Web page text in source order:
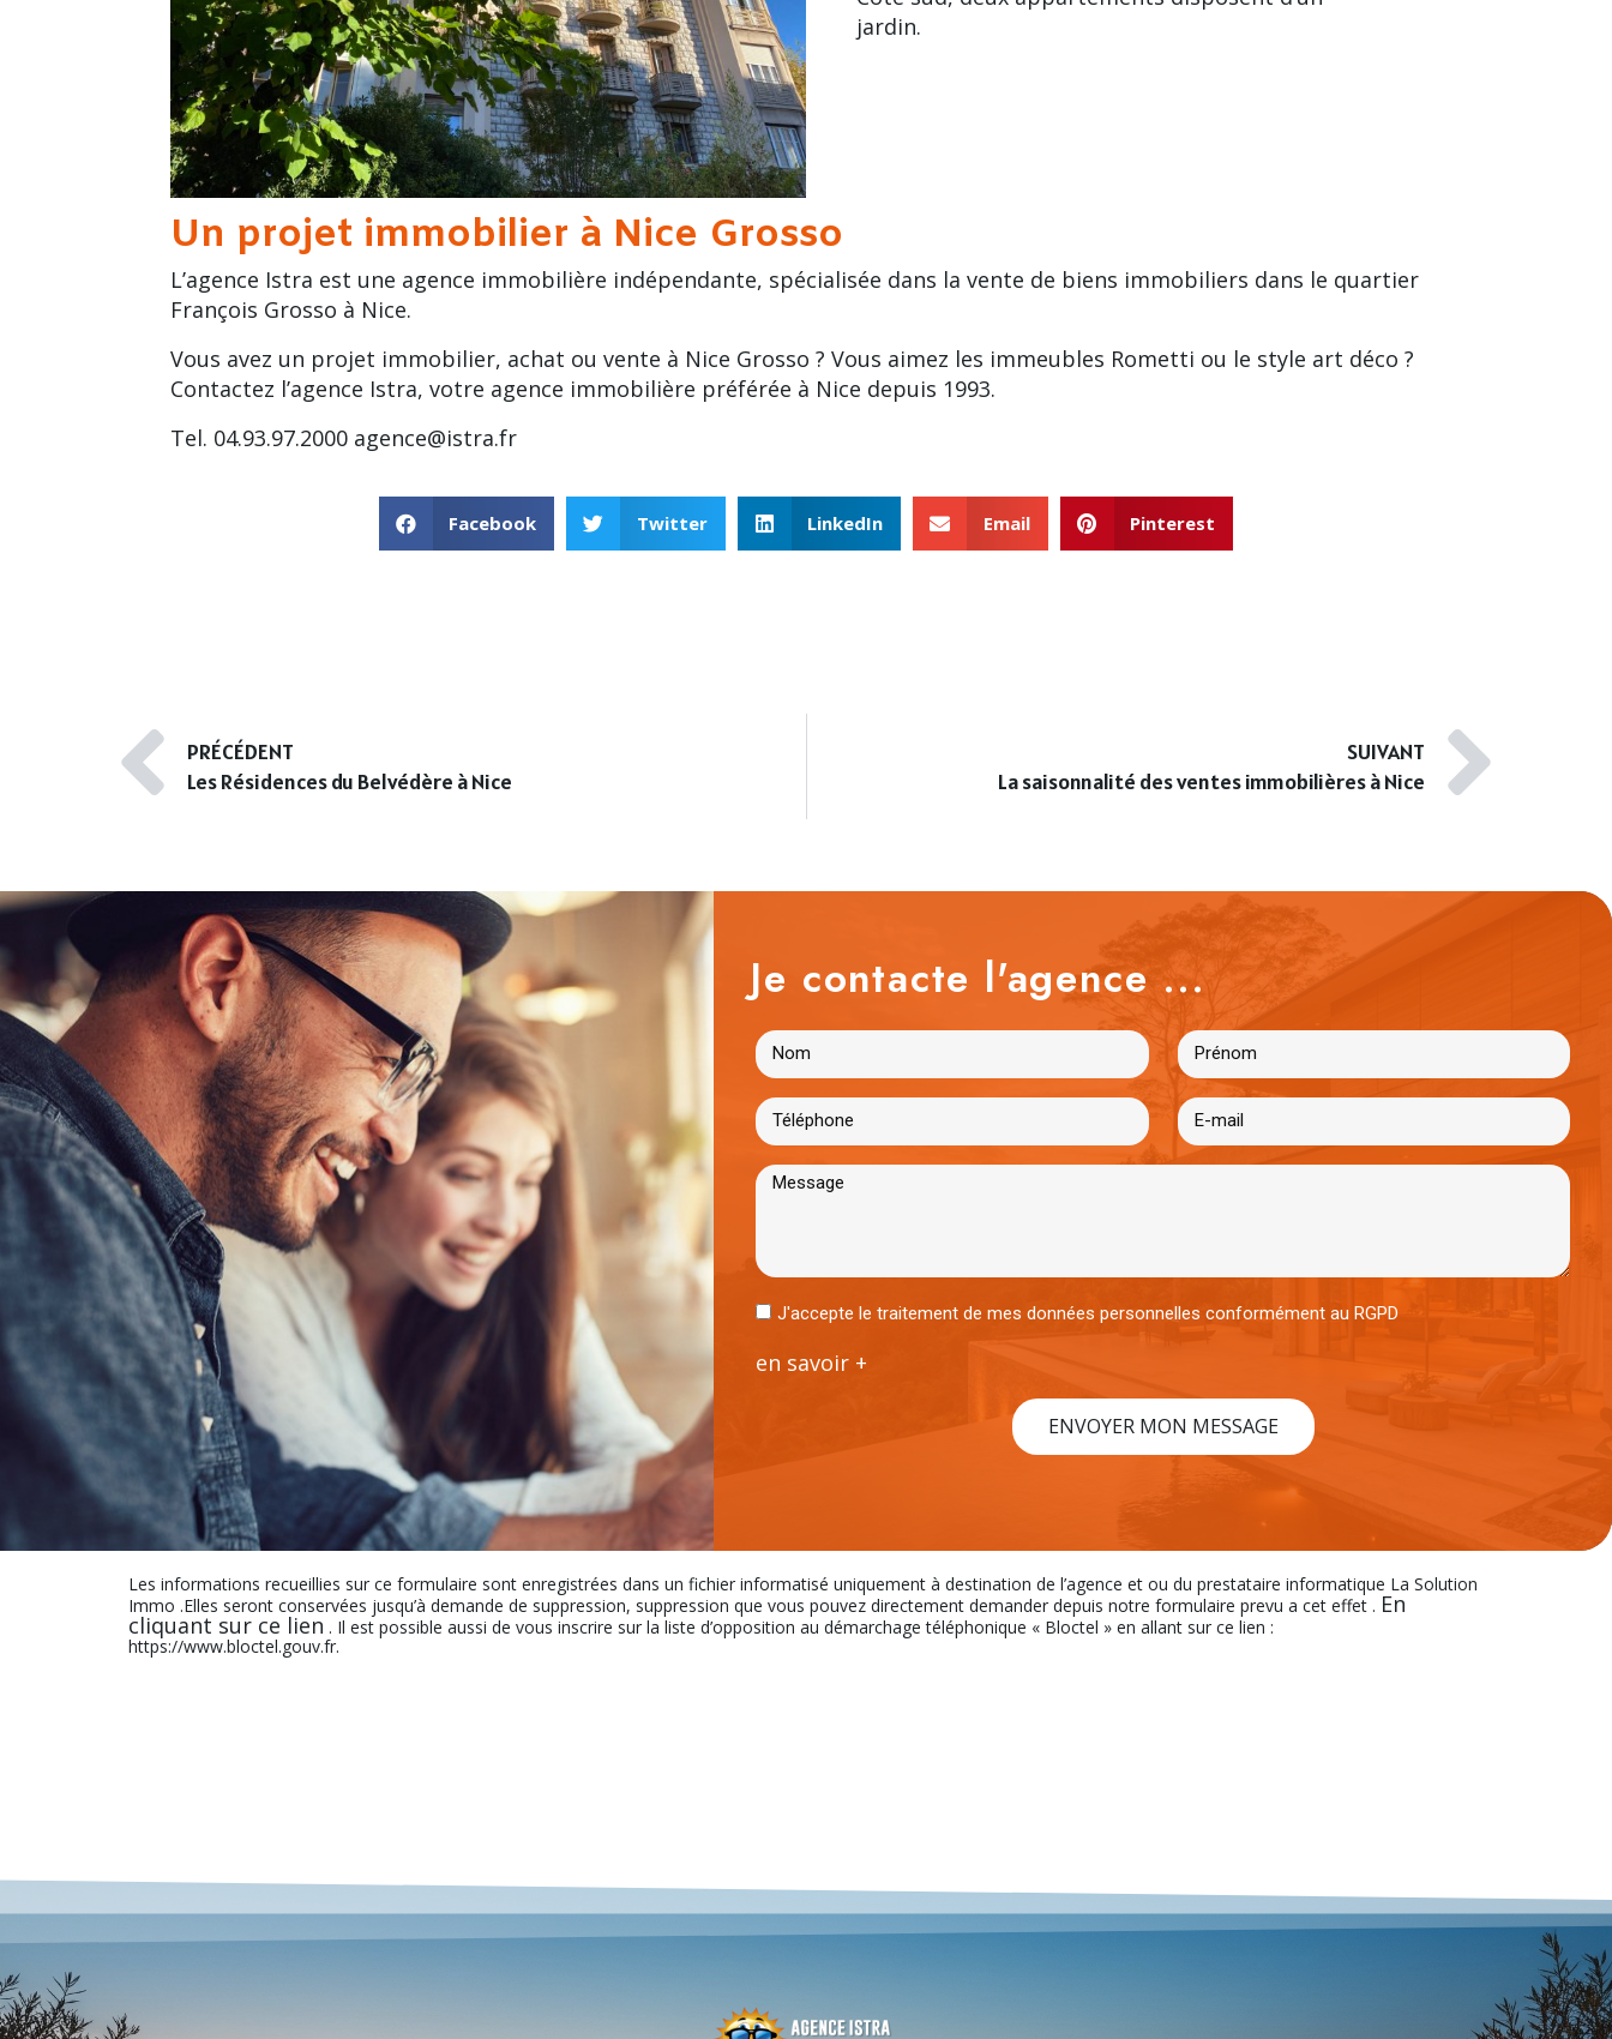
jardin.
Un projet immobilier à Nice Grosso
L’agence Istra est une agence immobilière indépendante, spécialisée dans la vente de biens immobiliers dans le quartier
François Grosso à Nice.
Vous avez un projet immobilier, achat ou vente à Nice Grosso ? Vous aimez les immeubles Rometti ou le style art déco ?
Contactez l’agence Istra, votre agence immobilière préférée à Nice depuis 1993.
Tel. 04.93.97.2000 agence@istra.fr
Facebook Twitter LinkedIn Email Pinterest
PRÉCÉDENT
Les Résidences du Belvédère à Nice
SUIVANT
La saisonnalité des ventes immobilières à Nice
Je contacte l'agence ...
J'accepte le traitement de mes données personnelles conformément au RGPD
en savoir +
ENVOYER MON MESSAGE
Les informations recueillies sur ce formulaire sont enregistrées dans un fichier informatisé uniquement à destination de l’agence et ou du prestataire informatique La Solution
Immo .Elles seront conservées jusqu’à demande de suppression, suppression que vous pouvez directement demander depuis notre formulaire prevu a cet effet . En
cliquant sur ce lien . Il est possible aussi de vous inscrire sur la liste d’opposition au démarchage téléphonique « Bloctel » en allant sur ce lien :
https://www.bloctel.gouv.fr.